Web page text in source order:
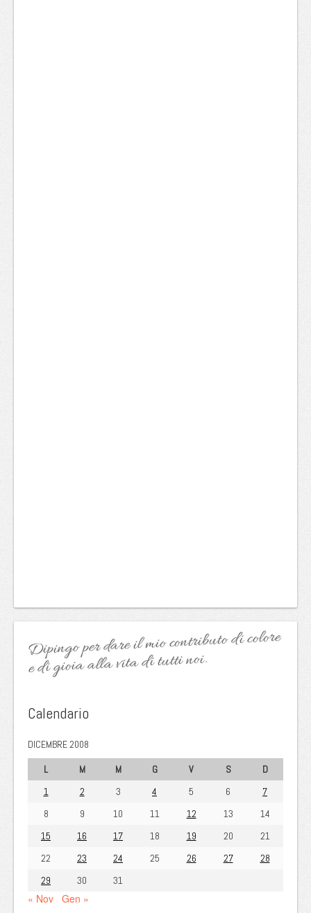
Dipingo per dare il mio contributo di colore
e di gioia alla vita di tutti noi.
Calendario
DICEMBRE 2008
L
M M G V S
D
1
2 3 4 5 6
7
8
9 10 11 12 13
14
15
16 17 18 19 20
21
22
23 24 25 26 27
28
29
30 31
« Nov Gen »